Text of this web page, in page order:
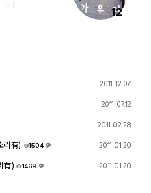
12
:-ㅣ
2011 12.07
2011 07.12
2011 02.28
리有)
1504
2011 01.20
有)
1469
2011 01.20